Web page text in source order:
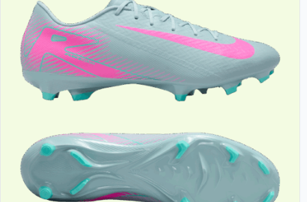
auf.
Die
Optionen
können
Produktseite
gewählt